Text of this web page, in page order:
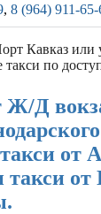
, 8 (964) 911-65-
Кавказ или
по
Д
от
такси от